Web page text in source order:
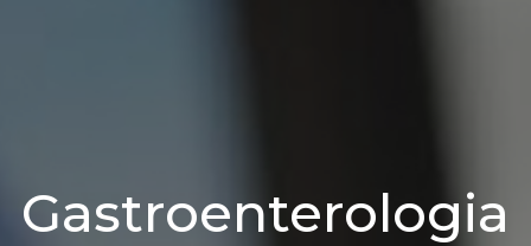
Gastroenterologia